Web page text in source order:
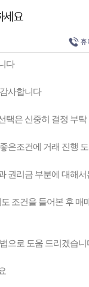
세요
휴
다
사합니다
택은 신중히 결정 부탁
은조건에 거래 진행
권리금 부분에 대해서
조건을 들어본 후 매
으로 도움 드리겠습니